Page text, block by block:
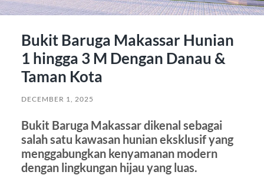
Bukit Baruga Makassar Hunian
1 hingga 3 M Dengan Danau &
Taman Kota
DECEMBER 1, 2025
Bukit Baruga Makassar dikenal sebagai
salah satu kawasan hunian eksklusif yang
menggabungkan kenyamanan modern
dengan lingkungan hijau yang luas.